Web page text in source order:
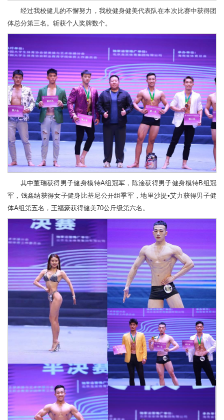
经过我校健儿的不懈努力，我校健身健美代表队在本次比赛中获得团
体总分第三名。斩获个人奖牌数个。
其中董瑞获得男子健身模特A组冠军，陈淦获得男子健身模特B组冠
军，钱鑫纳获得女子健身比基尼公开组季军，地里沙提•艾力获得男子健
体A组第五名，王福豪获得健美70公斤级第六名。